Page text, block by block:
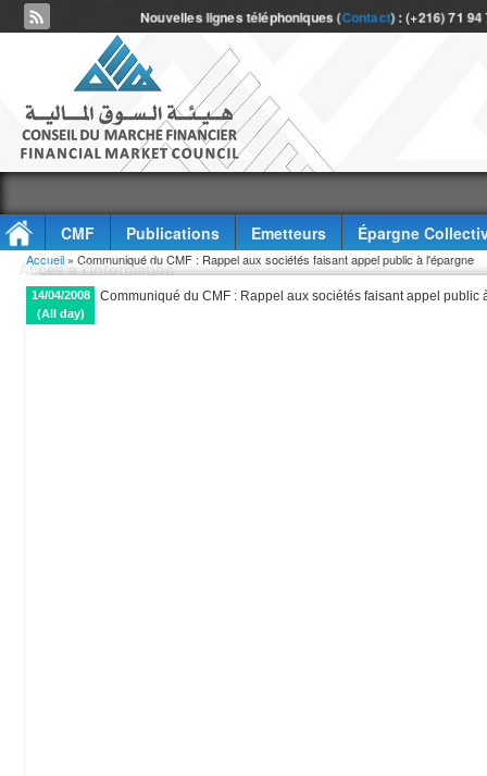
Nouvelles lignes téléphoniques (Contact) : (+216) 71
CMF Publications Emetteurs
Épargne
Accès à l'information
Vous êtes ici
Accueil » Communiqué du CMF : Rappel aux sociétés faisant appel public à l'épargne
14/04/2008
(All day)
Communiqué du CMF : Rappel aux sociétés faisant appel public